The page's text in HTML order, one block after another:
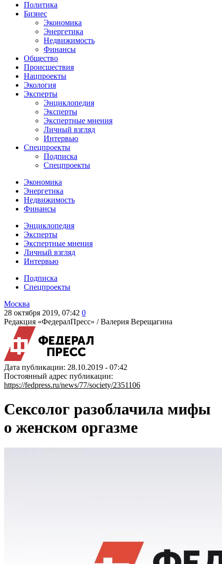
Политика
Бизнес
Экономика
Энергетика
Недвижимость
Финансы
Общество
Происшествия
Нацпроекты
Экология
Эксперты
Энциклопедия
Эксперты
Экспертные мнения
Личный взгляд
Интервью
Спецпроекты
Подписка
Спецпроекты
Экономика
Энергетика
Недвижимость
Финансы
Энциклопедия
Эксперты
Экспертные мнения
Личный взгляд
Интервью
Подписка
Спецпроекты
Москва
28 октября 2019, 07:42 0
Редакция «ФедералПресс» /Валерия Верещагина
Дата публикации: 28.10.2019 - 07:42
Постоянный адрес публикации:
https://fedpress.ru/news/77/society/2351106
Сексолог разоблачила мифы
о женском оргазме